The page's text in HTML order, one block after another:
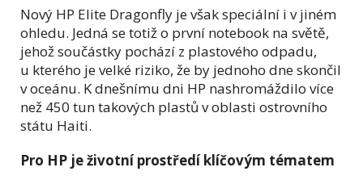
Nový HP Elite Dragonfly je však speciální i v jiném
ohledu. Jedná se totiž o první notebook na světě,
jehož součástky pochází z plastového odpadu,
u kterého je velké riziko, že by jednoho dne skončil
v oceánu. K dnešnímu dni HP nashromáždilo více
než 450 tun takových plastů v oblasti ostrovního
státu Haiti.
Pro HP je životní prostředí klíčovým tématem